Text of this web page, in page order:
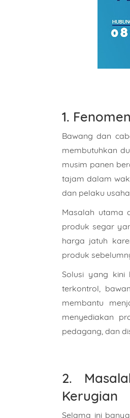
1.
Bawang dan
membutuhkan
musim panen
tajam dalam
dan pelaku usaha
Masalah utama
produk segar
harga jatuh
produk
Solusi yang kini
terkontrol,
membantu
menyediakan
pedagang, dan
2.
Kerugian
Selama ini